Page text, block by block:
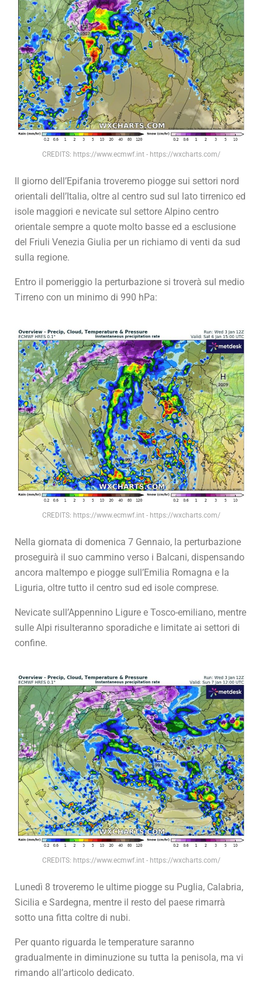
CREDITS: https://www.ecmwf.int - https://wxcharts.com/
Il giorno dell’Epifania troveremo piogge sui settori nord
orientali dell’Italia, oltre al centro sud sul lato tirrenico ed
isole maggiori e nevicate sul settore Alpino centro
orientale sempre a quote molto basse ed a esclusione
del Friuli Venezia Giulia per un richiamo di venti da sud
sulla regione.
Entro il pomeriggio la perturbazione si troverà sul medio
Tirreno con un minimo di 990 hPa:
CREDITS: https://www.ecmwf.int - https://wxcharts.com/
Nella giornata di domenica 7 Gennaio, la perturbazione
proseguirà il suo cammino verso i Balcani, dispensando
ancora maltempo e piogge sull’Emilia Romagna e la
Liguria, oltre tutto il centro sud ed isole comprese.
Nevicate sull’Appennino Ligure e Tosco-emiliano, mentre
sulle Alpi risulteranno sporadiche e limitate ai settori di
confine.
CREDITS: https://www.ecmwf.int - https://wxcharts.com/
Lunedì 8 troveremo le ultime piogge su Puglia, Calabria,
Sicilia e Sardegna, mentre il resto del paese rimarrà
sotto una fitta coltre di nubi.
Per quanto riguarda le temperature saranno
gradualmente in diminuzione su tutta la penisola, ma vi
rimando all’articolo dedicato.